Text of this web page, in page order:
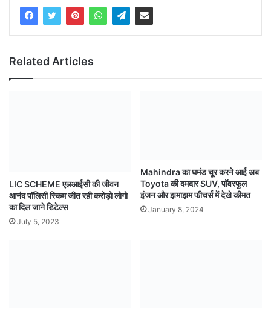
Related Articles
LIC SCHEME एलआईसी की जीवन
आनंद पॉलिसी स्किम जीत रही करोड़ो लोगो
का दिल जाने डिटेल्स
July 5, 2023
Mahindra का घमंड चूर करने आई अब
Toyota की दमदार SUV, पॉवरफुल
इंजन और झमाझम फीचर्स में देखे कीमत
January 8, 2024